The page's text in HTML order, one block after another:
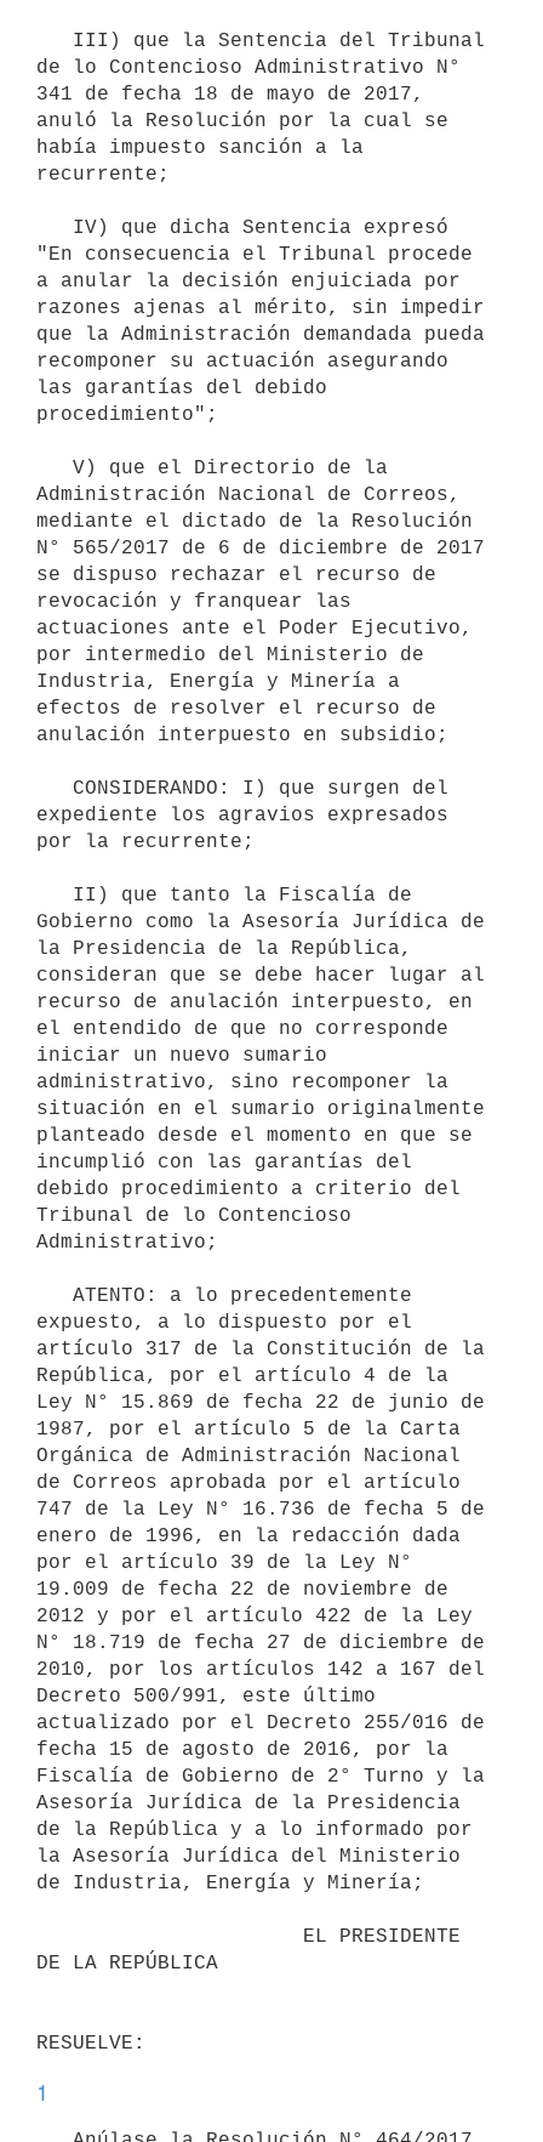
de lo Contencioso Administrativo N°
341 de fecha 18 de mayo de 2017,
anuló la Resolución por la cual se
había impuesto sanción a la
recurrente;
"En consecuencia el Tribunal procede
a anular la decisión enjuiciada por
razones ajenas al mérito, sin impedir
que la Administración demandada pueda
recomponer su actuación asegurando
las garantías del debido
procedimiento";
Administración Nacional de Correos,
mediante el dictado de la Resolución
N° 565/2017 de 6 de diciembre de 2017
se dispuso rechazar el recurso de
revocación y franquear las
actuaciones ante el Poder Ejecutivo,
por intermedio del Ministerio de
Industria, Energía y Minería a
efectos de resolver el recurso de
anulación interpuesto en subsidio;
expediente los agravios expresados
por la recurrente;
Gobierno como la Asesoría Jurídica de
la Presidencia de la República,
consideran que se debe hacer lugar al
recurso de anulación interpuesto, en
el entendido de que no corresponde
iniciar un nuevo sumario
administrativo, sino recomponer la
situación en el sumario originalmente
planteado desde el momento en que se
incumplió con las garantías del
debido procedimiento a criterio del
Tribunal de lo Contencioso
Administrativo;
expuesto, a lo dispuesto por el
artículo 317 de la Constitución de la
República, por el artículo 4 de la
Ley N° 15.869 de fecha 22 de junio de
1987, por el artículo 5 de la Carta
Orgánica de Administración Nacional
de Correos aprobada por el artículo
747 de la Ley N° 16.736 de fecha 5 de
enero de 1996, en la redacción dada
por el artículo 39 de la Ley N°
19.009 de fecha 22 de noviembre de
2012 y por el artículo 422 de la Ley
N° 18.719 de fecha 27 de diciembre de
2010, por los artículos 142 a 167 del
Decreto 500/991, este último
actualizado por el Decreto 255/016 de
fecha 15 de agosto de 2016, por la
Fiscalía de Gobierno de 2° Turno y la
Asesoría Jurídica de la Presidencia
de la República y a lo informado por
la Asesoría Jurídica del Ministerio
de Industria, Energía y Minería;
DE LA REPÚBLICA
1